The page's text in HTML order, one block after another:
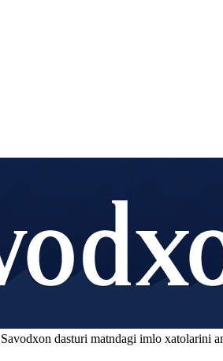
dasturi matndagi imlo xatolarini